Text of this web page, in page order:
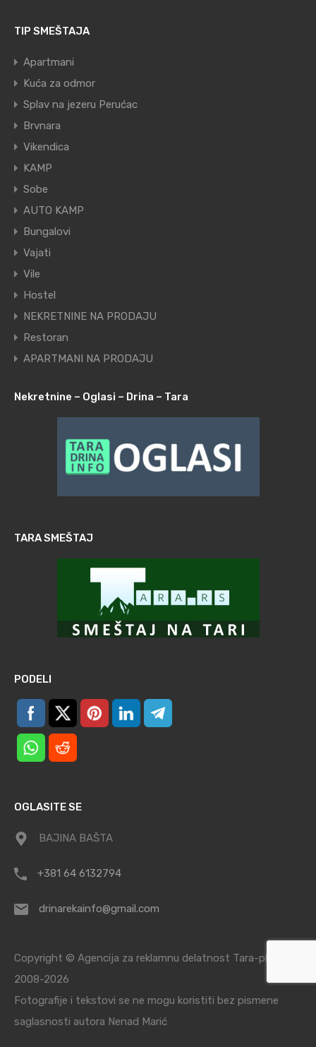
TIP SMEŠTAJA
Apartmani
Kuća za odmor
Splav na jezeru Perućac
Brvnara
Vikendica
KAMP
Sobe
AUTO KAMP
Bungalovi
Vajati
Vile
Hostel
NEKRETNINE NA PRODAJU
Restoran
APARTMANI NA PRODAJU
Nekretnine – Oglasi – Drina – Tara
TARA SMEŠTAJ
PODELI
OGLASITE SE
BAJINA BAŠTA
+381 64 6132794
drinarekainfo@gmail.com
Copyright © Agencija za reklamnu delatnost Tara-planina /
2008-2026
Fotografije i tekstovi se ne mogu koristiti bez pismene
saglasnosti autora Nenad Marić